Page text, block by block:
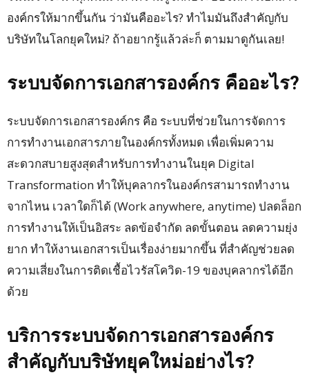
องค์กรให้มากขึ้นกัน ว่ามันคืออะไร? ทำไมมันถึงสำคัญกับ
บริษัทในโลกยุคใหม่? ถ้าอยากรู้แล้วล่ะก็ ตามมาดูกันเลย!
ระบบจัดการเอกสารองค์กร คืออะไร?
ระบบจัดการเอกสารองค์กร คือ ระบบที่ช่วยในการจัดการ
การทำงานเอกสารภายในองค์กรทั้งหมด เพื่อเพิ่มความ
สะดวกสบายสูงสุดสำหรับการทำงานในยุค Digital
Transformation ทำให้บุคลากรในองค์กรสามารถทำงาน
จากไหน เวลาใดก็ได้ (Work anywhere, anytime) ปลดล็อก
การทำงานให้เป็นอิสระ ลดข้อจำกัด ลดขั้นตอน ลดความยุ่ง
ยาก ทำให้งานเอกสารเป็นเรื่องง่ายมากขึ้น ที่สำคัญช่วยลด
ความเสี่ยงในการติดเชื้อไวรัสโควิด-19 ของบุคลากรได้อีก
ด้วย
บริการระบบจัดการเอกสารองค์กร
สำคัญกับบริษัทยุคใหม่อย่างไร?